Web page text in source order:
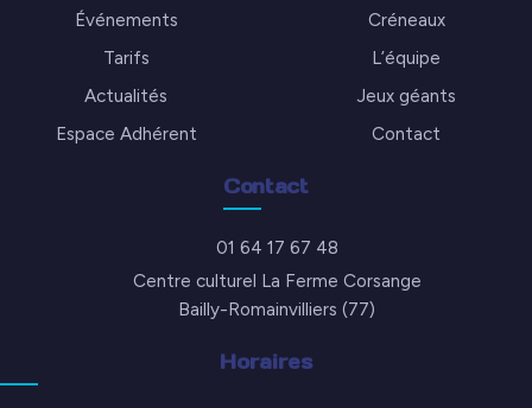
Événements
Créneaux
Tarifs
L’équipe
Actualités
Jeux géants
Espace Adhérent
Contact
Contact
01 64 17 67 48
Centre culturel La Ferme Corsange
Bailly-Romainvilliers (77)
Horaires